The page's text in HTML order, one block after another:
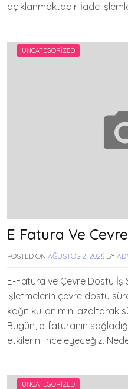
açıklanmaktadır. İade
UNCATEGORIZED
E Fatura Ve
POSTED ON AĞUSTOS 2, 2026 BY
E-Fatura ve Çevre Dostu İş
işletmelerin çevre dostu
kağıt kullanımını azaltarak
Bugün, e-faturanın
etkilerini inceleyeceğiz.
UNCATEGORIZED